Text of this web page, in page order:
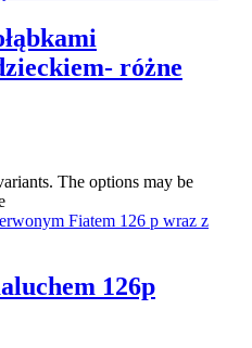
różne
The options may be
126p